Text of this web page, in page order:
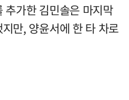
가한 김민솔은 마지막
만, 양윤서에 한 타 차로